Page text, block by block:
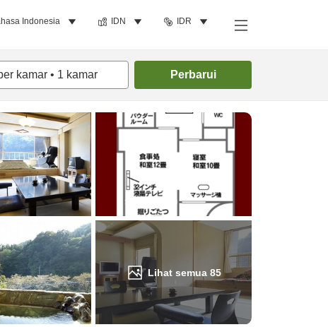
Indonesia IDN IDR
kamar • 1 kamar Perbarui
Lihat semua 85
Cari kamar